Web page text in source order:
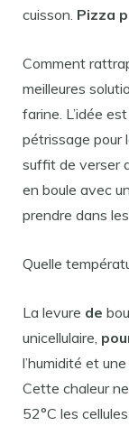
cuisson. Pizza
Comment
meilleures
farine. L’idée
pétrissage pour
suffit de verser
en boule avec
prendre dans
Quelle
La levure de
unicellulaire,
l’humidité et
Cette chaleur
52°C les